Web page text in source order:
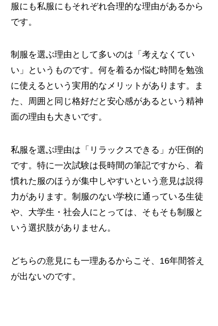
服にも私服にもそれぞれ合理的な理由があるから
です。
制服を選ぶ理由として多いのは「考えなくてい
い」というものです。何を着るか悩む時間を勉強
に使えるという実用的なメリットがあります。ま
た、周囲と同じ格好だと安心感があるという精神
面の理由も大きいです。
私服を選ぶ理由は「リラックスできる」が圧倒的
です。特に一次試験は長時間の筆記ですから、着
慣れた服のほうが集中しやすいという意見は説得
力があります。制服のない学校に通っている生徒
や、大学生・社会人にとっては、そもそも制服と
いう選択肢がありません。
どちらの意見にも一理あるからこそ、16年間答え
が出ないのです。